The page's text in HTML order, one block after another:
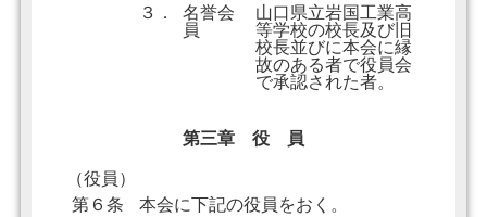
３．
名誉会
員
山口県立岩国工業高
等学校の校長及び旧
校長並びに本会に縁
故のある者で役員会
で承認された者。
第三章 役 員
（役員）
第６条
本会に下記の役員をおく。